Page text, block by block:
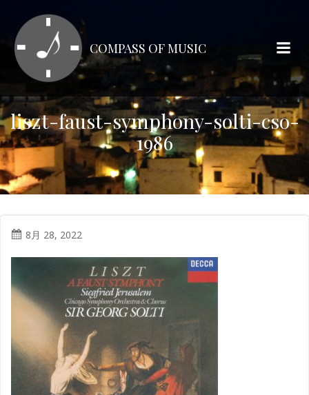
テ
ン
ツ
ス
キ
ッ
プ
COMPASS OF MUSIC
liszt-faust-symphony-solti-cso-
1986
8月 28, 2022